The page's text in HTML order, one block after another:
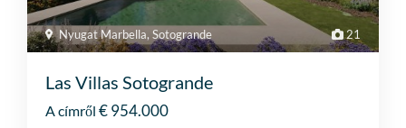
21
Nyugat Marbella,Sotogrande
Las Villas Sotogrande
A címről € 954.000